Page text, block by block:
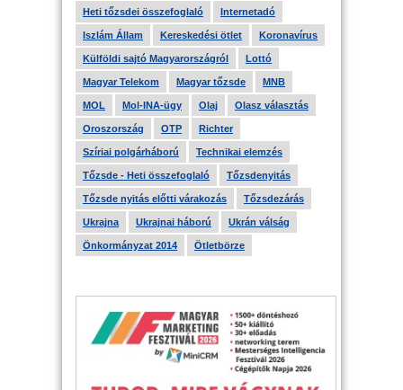
Heti tőzsdei összefoglaló Internetadó
Iszlám Állam Kereskedési ötlet Koronavírus
Külföldi sajtó Magyarországról Lottó
Magyar Telekom Magyar tőzsde MNB
MOL Mol-INA-ügy Olaj Olasz választás
Oroszország OTP Richter
Szíriai polgárháború Technikai elemzés
Tőzsde - Heti összefoglaló Tőzsdenyitás
Tőzsde nyitás előtti várakozás Tőzsdezárás
Ukrajna Ukrajnai háború Ukrán válság
Önkormányzat 2014 Ötletbörze